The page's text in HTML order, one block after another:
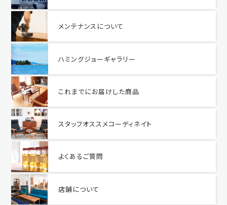
メンテナンスについて
ハミングジョーギャラリー
これまでにお届けした商品
スタッフオススメコーディネイト
よくあるご質問
店舗について